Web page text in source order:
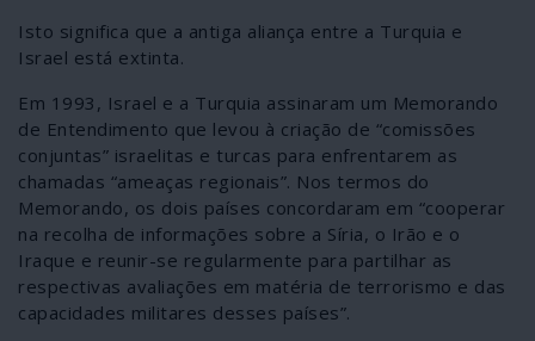
Isto significa que a antiga aliança entre a Turquia e
Israel está extinta.
Em 1993, Israel e a Turquia assinaram um Memorando
de Entendimento que levou à criação de “comissões
conjuntas” israelitas e turcas para enfrentarem as
chamadas “ameaças regionais”. Nos termos do
Memorando, os dois países concordaram em “cooperar
na recolha de informações sobre a Síria, o Irão e o
Iraque e reunir-se regularmente para partilhar as
respectivas avaliações em matéria de terrorismo e das
capacidades militares desses países”.